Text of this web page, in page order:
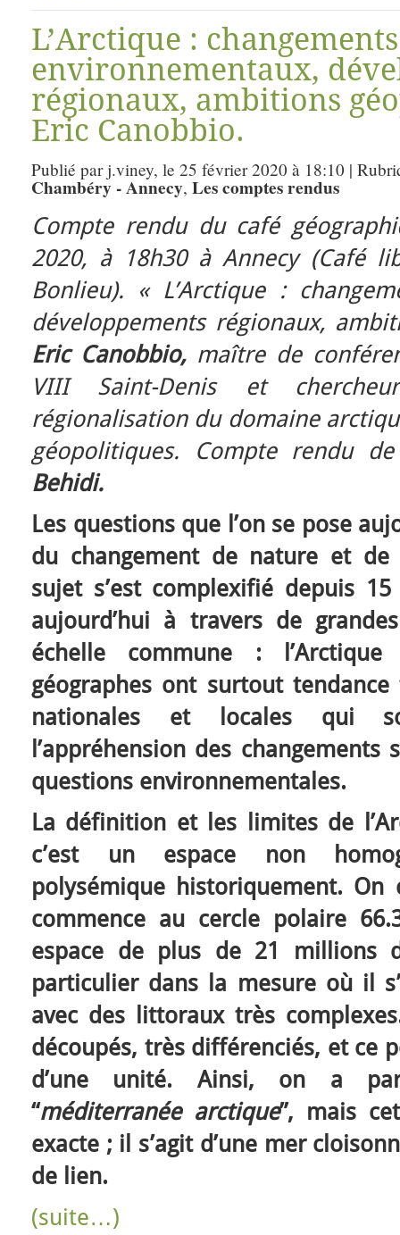
L’Arctique : changements
environnementaux,
régionaux, ambitions
Eric Canobbio.
Publié par j.viney, le 25 février 2020 à 18:10 |
Chambéry - Annecy, Les comptes rendus
Compte rendu du café
2020, à 18h30 à Annecy (Café
Bonlieu). « L’Arctique :
développements régionaux,
Eric Canobbio, maître de
VIII Saint-Denis et
régionalisation du domaine
géopolitiques. Compte rendu
Behidi.
Les questions que l’on se pose
du changement de nature et
sujet s’est complexifié depuis
aujourd’hui à travers de
échelle commune :
géographes ont surtout
nationales et locales qui
l’appréhension des
questions environnementales.
La définition et les limites de
c’est un espace non
polysémique historiquement. On
commence au cercle polaire
espace de plus de 21 millions
particulier dans la mesure où il
avec des littoraux très
découpés, très différenciés, et ce
d’une unité. Ainsi, on a
“méditerranée arctique”, mais
exacte ; il s’agit d’une mer
de lien.
(suite…)